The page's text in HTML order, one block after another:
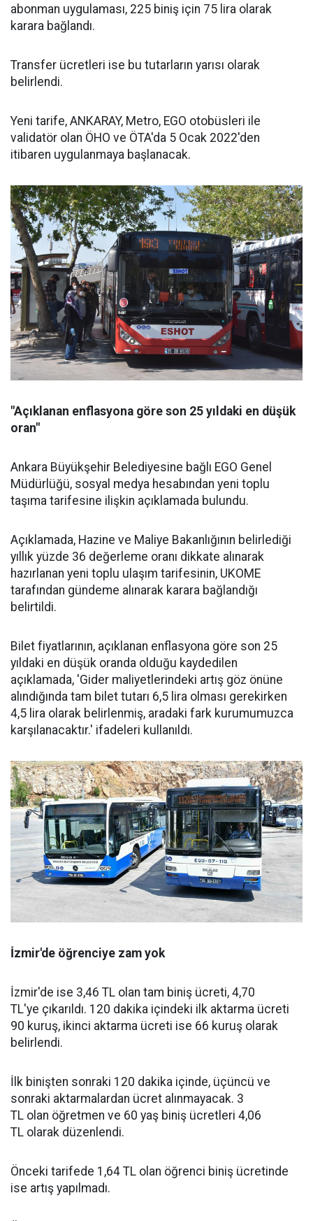
abonman uygulaması, 225 biniş için 75 lira olarak
karara bağlandı.
Transfer ücretleri ise bu tutarların yarısı olarak
belirlendi.
Yeni tarife, ANKARAY, Metro, EGO otobüsleri ile
validatör olan ÖHO ve ÖTA'da 5 Ocak 2022'den
itibaren uygulanmaya başlanacak.
"Açıklanan enflasyona göre son 25 yıldaki en düşük
oran"
Ankara Büyükşehir Belediyesine bağlı EGO Genel
Müdürlüğü, sosyal medya hesabından yeni toplu
taşıma tarifesine ilişkin açıklamada bulundu.
Açıklamada, Hazine ve Maliye Bakanlığının belirlediği
yıllık yüzde 36 değerleme oranı dikkate alınarak
hazırlanan yeni toplu ulaşım tarifesinin, UKOME
tarafından gündeme alınarak karara bağlandığı
belirtildi.
Bilet fiyatlarının, açıklanan enflasyona göre son 25
yıldaki en düşük oranda olduğu kaydedilen
açıklamada, 'Gider maliyetlerindeki artış göz önüne
alındığında tam bilet tutarı 6,5 lira olması gerekirken
4,5 lira olarak belirlenmiş, aradaki fark kurumumuzca
karşılanacaktır.' ifadeleri kullanıldı.
İzmir'de öğrenciye zam yok
İzmir'de ise 3,46 TL olan tam biniş ücreti, 4,70
TL'ye çıkarıldı. 120 dakika içindeki ilk aktarma ücreti
90 kuruş, ikinci aktarma ücreti ise 66 kuruş olarak
belirlendi.
İlk binişten sonraki 120 dakika içinde, üçüncü ve
sonraki aktarmalardan ücret alınmayacak. 3
TL olan öğretmen ve 60 yaş biniş ücretleri 4,06
TL olarak düzenlendi.
Önceki tarifede 1,64 TL olan öğrenci biniş ücretinde
ise artış yapılmadı.